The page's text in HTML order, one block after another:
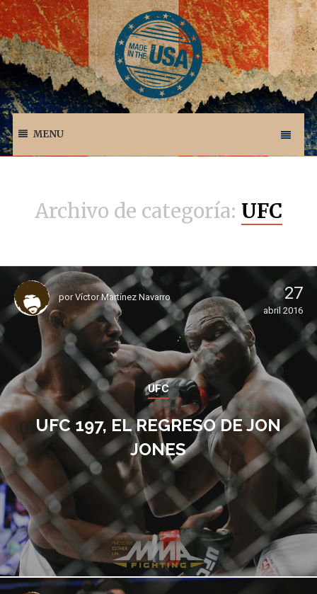
MENU
Archivo de categoría: UFC
porVíctor Martínez Navarro 27
abril 2016
UFC
UFC 197, EL REGRESO DE JON
JONES